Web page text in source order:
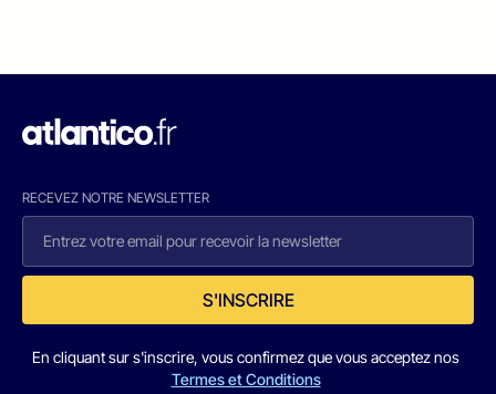
RECEVEZ NOTRE NEWSLETTER
S'INSCRIRE
En cliquant sur s'inscrire, vous confirmez que vous acceptez nos
Termes et Conditions